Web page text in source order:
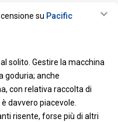
su Pacific
solito. Gestire la macchina
goduria; anche
con relativa raccolta di
davvero piacevole.
risente, forse più di altri